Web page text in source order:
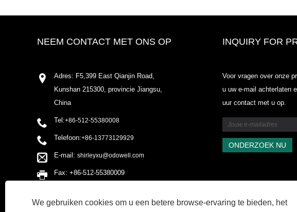
NEEM CONTACT MET ONS OP
Adres: F5,399 East Qianjin Road,
Kunshan 215300, provincie Jiangsu,
China
Tel:+86-512-55380008
Telefoon:+86-13773129929
E-mail: shirleyxu@odowell.com
Fax: +86-512-55380009
INQUIRY FOR
Voor vragen over onze
u uw e-mail achterlaten
uur contact met u op.
We gebruiken cookies om u een betere browse-ervaring te bieden, het